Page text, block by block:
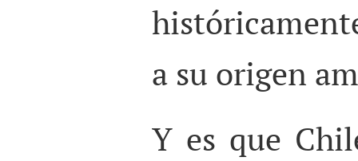
a su origen
Y es que